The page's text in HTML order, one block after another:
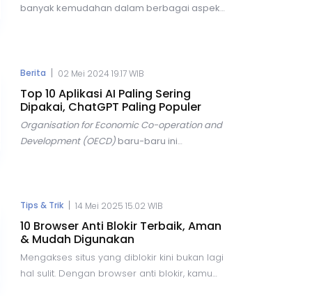
banyak kemudahan dalam berbagai aspek
terdapat risiko yang semakin besar, salah
satunya adalah ancaman penipuan
kodeOne-Time Password(OTP).
Berita | 02 Mei 2024 19.17 WIB
Top 10 Aplikasi AI Paling Sering
Dipakai, ChatGPT Paling Populer
Organisation for Economic Co-operation and
Development (OECD) baru-baru ini
laporannya, OECD menyebutkan bahwa AI
menjadi topik yang hangat diperbincangkan
di berbagai forum, terutama dalam konteks
hubungan internasional.
Tips & Trik | 14 Mei 2025 15.02 WIB
10 Browser Anti Blokir Terbaik, Aman
& Mudah Digunakan
Mengakses situs yang diblokir kini bukan lagi
hal sulit. Dengan browser anti blokir, kamu